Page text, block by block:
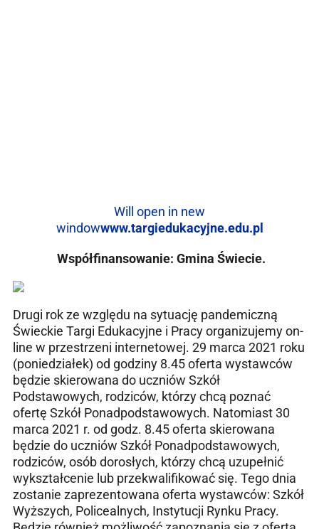
Will open in new
windowwww.targiedukacyjne.edu.pl
Współfinansowanie: Gmina Świecie.
Drugi rok ze względu na sytuację pandemiczną
Świeckie Targi Edukacyjne i Pracy organizujemy on-
line w przestrzeni internetowej. 29 marca 2021 roku
(poniedziałek) od godziny 8.45 oferta wystawców
będzie skierowana do uczniów Szkół
Podstawowych, rodziców, którzy chcą poznać
ofertę Szkół Ponadpodstawowych. Natomiast 30
marca 2021 r. od godz. 8.45 oferta skierowana
będzie do uczniów Szkół Ponadpodstawowych,
rodziców, osób dorosłych, którzy chcą uzupełnić
wykształcenie lub przekwalifikować się. Tego dnia
zostanie zaprezentowana oferta wystawców: Szkół
Wyższych, Policealnych, Instytucji Rynku Pracy.